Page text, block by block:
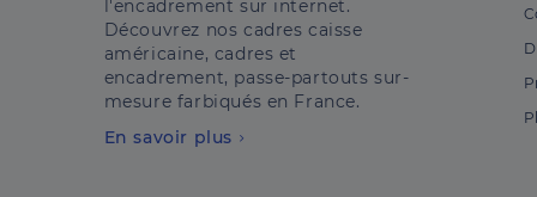
l'encadrement sur internet.
Découvrez nos cadres caisse
américaine, cadres et
encadrement, passe-partouts sur-
mesure farbiqués en France.
En savoir plus